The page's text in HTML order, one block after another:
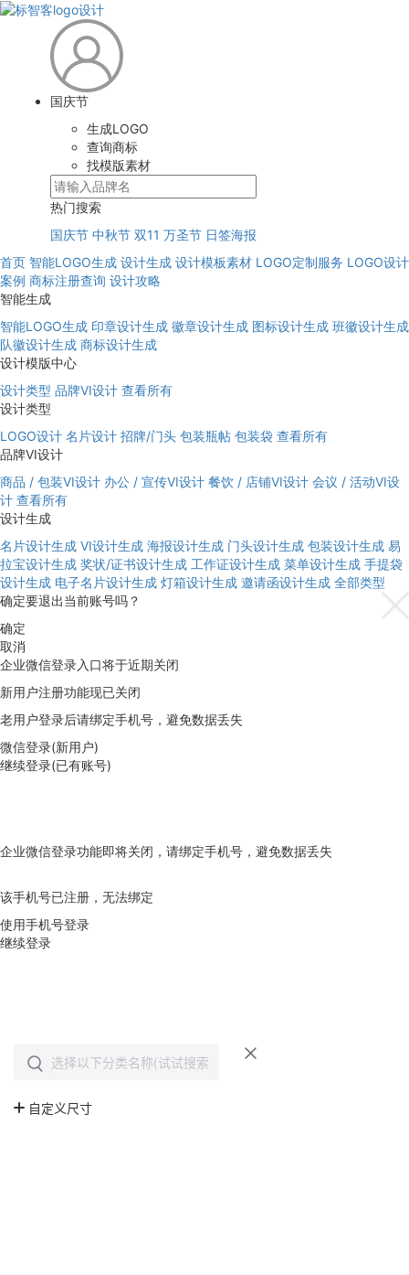
国庆节
生成LOGO
查询商标
找模版素材
热门搜索
国庆节 中秋节 双11 万圣节 日签海报
首页 智能LOGO生成 设计生成 设计模板素材 LOGO定制服务 LOGO设计
案例 商标注册查询 设计攻略
智能生成
智能LOGO生成 印章设计生成 徽章设计生成 图标设计生成 班徽设计生成
队徽设计生成 商标设计生成
设计模版中心
设计类型 品牌VI设计 查看所有
设计类型
LOGO设计 名片设计 招牌/门头 包装瓶帖 包装袋 查看所有
品牌VI设计
商品 / 包装VI设计 办公 / 宣传VI设计 餐饮 / 店铺VI设计 会议 / 活动VI设
计 查看所有
设计生成
名片设计生成 VI设计生成 海报设计生成 门头设计生成 包装设计生成 易
拉宝设计生成 奖状/证书设计生成 工作证设计生成 菜单设计生成 手提袋
设计生成 电子名片设计生成 灯箱设计生成 邀请函设计生成 全部类型
确定要退出当前账号吗？
确定
取消
企业微信登录入口将于近期关闭
新用户注册功能现已关闭
老用户登录后请绑定手机号，避免数据丢失
微信登录(新用户)
继续登录(已有账号)
企业微信登录功能即将关闭，请绑定手机号，避免数据丢失
该手机号已注册，无法绑定
使用手机号登录
继续登录